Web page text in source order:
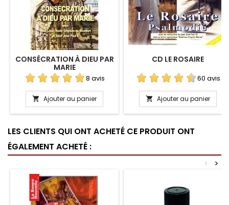
CONSÉCRATION À DIEU PAR
MARIE
8 avis
 Ajouter au panier
CD LE ROSAIRE
60 avis
 Ajouter au panier
LES CLIENTS QUI ONT ACHETÉ CE PRODUIT ONT
ÉGALEMENT ACHETÉ :
>
<